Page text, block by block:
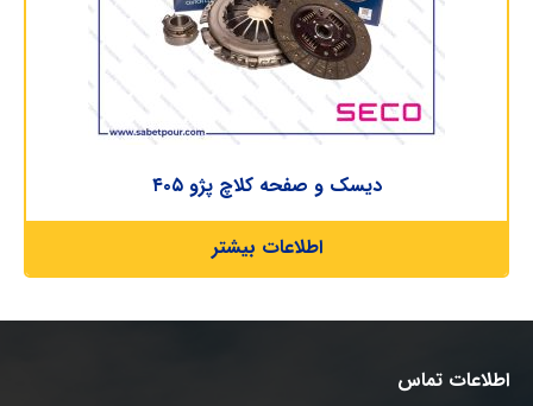
دیسک و صفحه کلاچ پژو ۴۰۵
اطلاعات بیشتر
اطلاعات تماس